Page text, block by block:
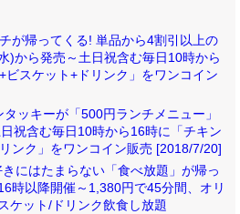
が帰ってくる! 単品から4割引以上の
)から発売～土日祝含む毎日10時から
ビスケット+ドリンク」をワンコイン
ッキーが「500円ランチメニュー」
祝含む毎日10時から16時に「チキン
ンク」をワンコイン販売 [2018/7/20]
にはたまらない「食べ放題」が帰っ
時以降開催～1,380円で45分間、オリ
ケット/ドリンク飲食し放題